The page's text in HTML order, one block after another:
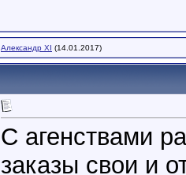
Александр XI (14.01.2017)
С агенствами
заказы свои и